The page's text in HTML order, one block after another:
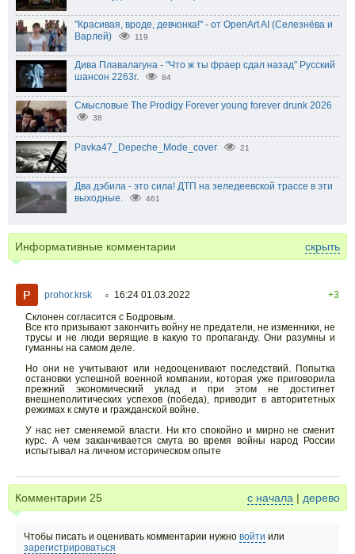
"Красивая, вроде, девчонка!" - от OpenArt AI (Селезнёва и
Варлей)
119
Дива Плавалагуна - "Что ж ты фраер сдал назад" Русский
шансон 2263г.
84
Смысловые The Prodigy Forever young forever drunk 2026
38
Pavka47_Depeche_Mode_cover 21
Два дэбила - это сила! ДТП на зеледеевской трассе в эти
выходные.
461
Информативные комментарии скрыть
prohor.krsk ○ 16:24 01.03.2022
+3
Склонен согласится с Бодровым.
Все кто призывают закончить войну не предатели, не изменники, не
трусы и не люди верящие в какую то пропаганду. Они разумны и
гуманны на самом деле.
Но они не учитывают или недооценивают последствий. Попытка
остановки успешной военной компании, которая уже приговорила
прежний экономический уклад и при этом не достигнет
внешнеполитических успехов (победа), приводит в авторитетных
режимах к смуте и гражданской войне.
У нас нет сменяемой власти. Ни кто спокойно и мирно не сменит
курс. А чем заканчивается смута во время войны народ России
испытывал на личном историческом опыте
Комментарии 25 с начала | дерево
Чтобы писать и оценивать комментарии нужно войти или
зарегистрироваться